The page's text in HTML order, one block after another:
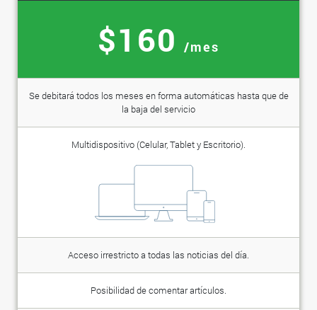
$160 /mes
Se debitará todos los meses en forma automáticas hasta que de
la baja del servicio
Multidispositivo (Celular, Tablet y Escritorio).
Acceso irrestricto a todas las noticias del día.
Posibilidad de comentar artículos.